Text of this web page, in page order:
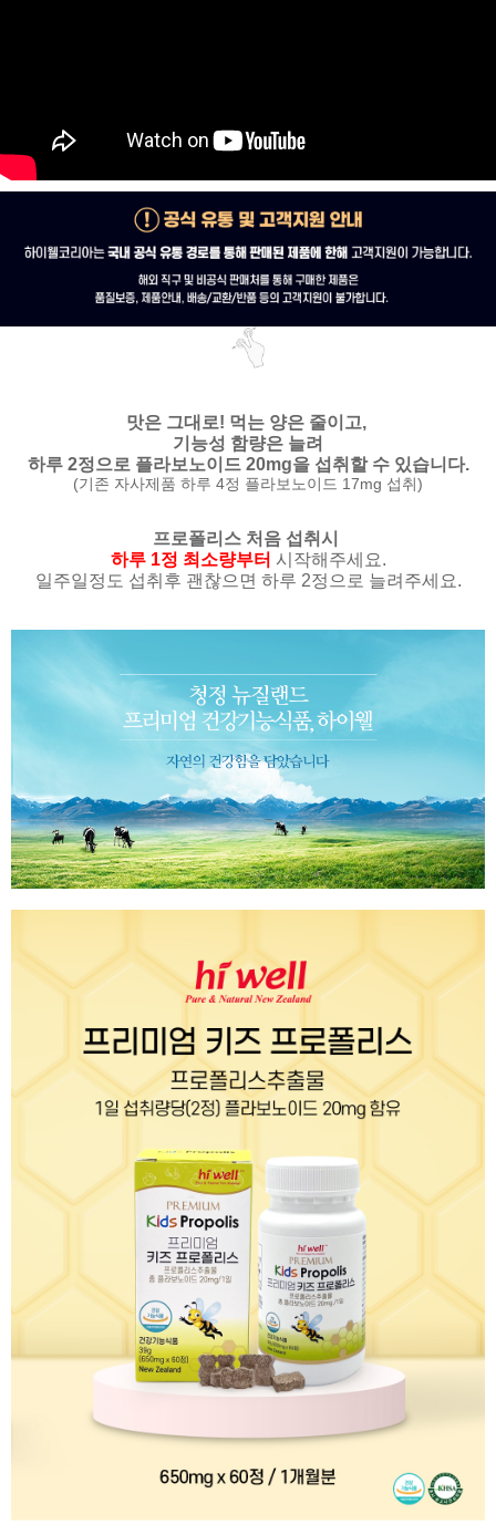
맛은 그대로! 먹는 양은 줄이고,
기능성 함량은 늘려
하루 2정으로 플라보노이드 20mg을 섭취할 수 있습니다.
(기존 자사제품 하루 4정 플라보노이드 17mg 섭취)
프로폴리스 처음 섭취시
하루 1정 최소량부터 시작해주세요.
일주일정도 섭취후 괜찮으면 하루 2정으로 늘려주세요.